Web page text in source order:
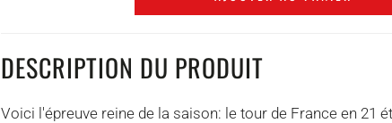
DESCRIPTION DU PRODUIT
Voici l'épreuve reine de la saison: le tour de France en 21